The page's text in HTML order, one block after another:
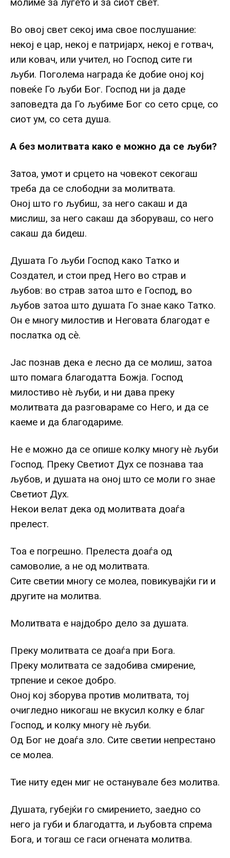
Во овој свет секој има свое послушание:
некој е цар, некој е патријарх, некој е готвач,
или ковач, или учител, но Господ сите ги
љуби. Поголема награда ќе добие оној кој
повеќе Го љуби Бог. Господ ни ја даде
заповедта да Го љубиме Бог со сето срце, со
сиот ум, со сета душа.
А без молитвата како е можно да се љуби?
Затоа, умот и срцето на човекот секогаш
треба да се слободни за молитвата.
Оној што го љубиш, за него сакаш и да
мислиш, за него сакаш да зборуваш, со него
сакаш да бидеш.
Душата Го љуби Господ како Татко и
Создател, и стои пред Него во страв и
љубов: во страв затоа што е Господ, во
љубов затоа што душата Го знае како Татко.
Он е многу милостив и Неговата благодат е
послатка од сè.
Јас познав дека е лесно да се молиш, затоа
што помага благодатта Божја. Господ
милостиво нè љуби, и ни дава преку
молитвата да разговараме со Него, и да се
каеме и да благодариме.
Не е можно да се опише колку многу нè љуби
Господ. Преку Светиот Дух се познава таа
љубов, и душата на оној што се моли го знае
Светиот Дух.
Некои велат дека од молитвата доаѓа
прелест.
Тоа е погрешно. Прелеста доаѓа од
самоволие, а не од молитвата.
Сите светии многу се молеа, повикувајќи ги и
другите на молитва.
Молитвата е најдобро дело за душата.
Преку молитвата се доаѓа при Бога.
Преку молитвата се задобива смирение,
трпение и секое добро.
Оној кој зборува против молитвата, тој
очигледно никогаш не вкусил колку е благ
Господ, и колку многу нè љуби.
Од Бог не доаѓа зло. Сите светии непрестано
се молеа.
Тие ниту еден миг не останувале без молитва.
Душата, губејќи го смирението, заедно со
него ја губи и благодатта, и љубовта спрема
Бога, и тогаш се гаси огнената молитва.